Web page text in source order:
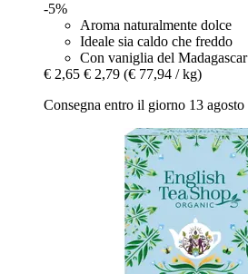
-5%
Aroma naturalmente dolce
Ideale sia caldo che freddo
Con vaniglia del Madagascar
€ 2,65 € 2,79 (€ 77,94 / kg)
Consegna entro il giorno 13 agosto